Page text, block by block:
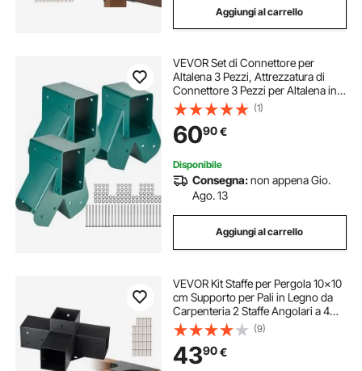
Aggiungi al carrello
VEVOR Set di Connettore per
Altalena 3 Pezzi, Attrezzatura di
Connettore 3 Pezzi per Altalena in
Acciaio al Carbonio Supporto
Medio per Trave in Legno Palo
Accessori di Montaggio 10,2 x 10,2
cm, Verde
(1)
6090€
Disponibile
Consegna:non appena Gio.
Ago. 13
Aggiungi al carrello
VEVOR Kit Staffe per Pergola 10x10
cm Supporto per Pali in Legno da
Carpenteria 2 Staffe Angolari a 4
Vie Kit per Travi Fai da Te per
Gazebo, Pergolati da Patio, Cabine,
Kit Staffe per Pergola 2 pz
(9)
4390€